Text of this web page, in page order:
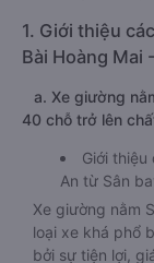
1. Giới thiệu
Bài Hoàng Mai
a. Xe giường
40 chỗ trở lên
Giới
An từ Sân
Xe giường nằm
loại xe khá phổ
bởi sự tiện lợi,